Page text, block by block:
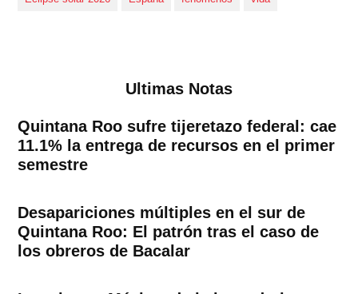
Ultimas Notas
Quintana Roo sufre tijeretazo federal: cae
11.1% la entrega de recursos en el primer
semestre
Desapariciones múltiples en el sur de
Quintana Roo: El patrón tras el caso de
los obreros de Bacalar